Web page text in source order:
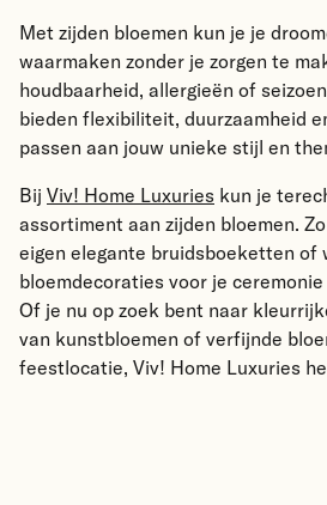
Met zijden bloemen kun je je
waarmaken zonder je zorgen te
houdbaarheid, allergieën of
bieden flexibiliteit, duurzaamheid
passen aan jouw unieke stijl en
Bij Viv! Home Luxuries kun je
assortiment aan zijden bloemen.
eigen elegante bruidsboeketten of
bloemdecoraties voor je
Of je nu op zoek bent naar
van kunstbloemen of verfijnde
feestlocatie, Viv! Home Luxuries